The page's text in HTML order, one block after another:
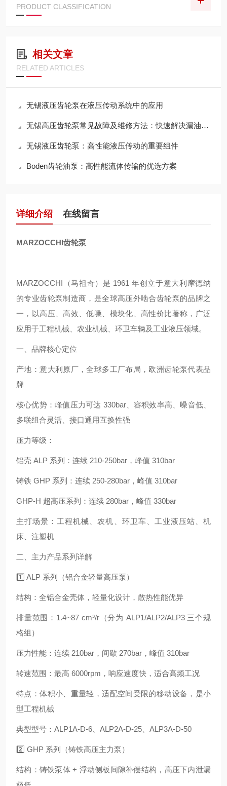
PRODUCT CLASSIFICATION
相关文章
RELATED ARTICLES
无锡液压齿轮泵在液压传动系统中的应用
无锡高压齿轮泵常见故障及维修方法：快速解决漏油、压力不足等问题
无锡液压齿轮泵：高性能液压传动的重要组件
Boden齿轮油泵：高性能流体传输的优选方案
详细介绍 在线留言
MARZOCCHI齿轮泵
MARZOCCHI（马祖奇）是 1961 年创立于意大利摩德纳
的专业齿轮泵制造商，是全球高压外啮合齿轮泵的品牌之
一，以高压、高效、低噪、模块化、高性价比著称，广泛
应用于工程机械、农业机械、环卫车辆及工业液压领域。
一、品牌核心定位
产地：意大利原厂，全球多工厂布局，欧洲齿轮泵代表品
牌
核心优势：峰值压力可达 330bar、容积效率高、噪音低、
多联组合灵活、接口通用互换性强
压力等级：
铝壳 ALP 系列：连续 210-250bar，峰值 310bar
铸铁 GHP 系列：连续 250-280bar，峰值 310bar
GHP-H 超高压系列：连续 280bar，峰值 330bar
主打场景：工程机械、农机、环卫车、工业液压站、机
床、注塑机
二、主力产品系列详解
1️⃣ ALP 系列（铝合金轻量高压泵）
结构：全铝合金壳体，轻量化设计，散热性能优异
排量范围：1.4~87 cm³/r（分为 ALP1/ALP2/ALP3 三个规
格组）
压力性能：连续 210bar，间歇 270bar，峰值 310bar
转速范围：最高 6000rpm，响应速度快，适合高频工况
特点：体积小、重量轻，适配空间受限的移动设备，是小
型工程机械
典型型号：ALP1A-D-6、ALP2A-D-25、ALP3A-D-50
2️⃣ GHP 系列（铸铁高压主力泵）
结构：铸铁泵体 + 浮动侧板间隙补偿结构，高压下内泄漏